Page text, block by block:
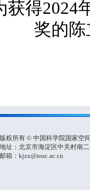
获得2024
奖的
版权所有 © 中国科学院国家空
地址：北京市海淀区中关村南
邮箱：kjzx@nssc.ac.cn